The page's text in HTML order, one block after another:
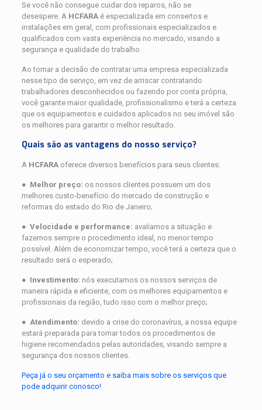
Se você não consegue cuidar dos reparos, não se
desespere. A HCFARAé especializada em consertos e
instalações em geral, com profissionais especializados e
qualificados com vasta experiência no mercado, visando a
segurança e qualidade do trabalho.
Ao tomar a decisão de contratar uma empresa especializada
nesse tipo de serviço, em vez de arriscar contratando
trabalhadores desconhecidos ou fazendo por conta própria,
você garante maior qualidade, profissionalismo e terá a certeza
que os equipamentos e cuidados aplicados no seu imóvel são
os melhores para garantir o melhor resultado.
Quais são as vantagens do nosso serviço?
A HCFARAoferece diversos benefícios para seus clientes:
● Melhor preço: os nossos clientes possuem um dos
melhores custo-benefício do mercado de construção e
reformas do estado do Rio de Janeiro;
● Velocidade e performance: avaliamos a situação e
fazemos sempre o procedimento ideal, no menor tempo
possível. Além de economizar tempo, você terá a certeza que o
resultado será o esperado;
● Investimento: nós executamos os nossos serviços de
maneira rápida e eficiente, com os melhores equipamentos e
profissionais da região, tudo isso com o melhor preço;
● Atendimento: devido a crise do coronavírus, a nossa equipe
estará preparada para tomar todos os procedimentos de
higiene recomendados pelas autoridades, visando sempre a
segurança dos nossos clientes.
Peça já o seu orçamento e saiba mais sobre os serviços que
pode adquirir conosco!